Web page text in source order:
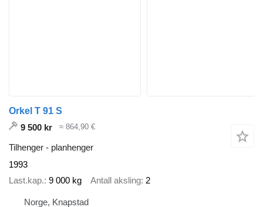
Orkel T 91 S
9 500 kr
≈ 864,90 €
Tilhenger - planhenger
1993
Last.kap. 9 000 kg Antall aksling 2
Norge, Knapstad